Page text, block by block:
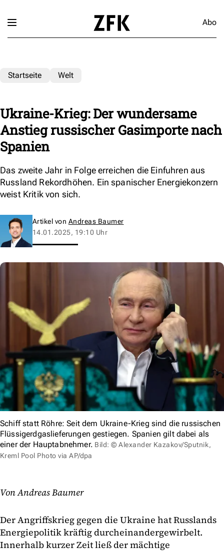
Abo
Startseite Welt
Ukraine-Krieg: Der wundersame
Anstieg russischer Gasimporte nach
Spanien
Das zweite Jahr in Folge erreichen die Einfuhren aus
Russland Rekordhöhen. Ein spanischer Energiekonzern
weist Kritik von sich.
Artikel von Andreas Baumer
14.01.2025, 19:10 Uhr
Schiff statt Röhre: Seit dem Ukraine-Krieg sind die russischen
Flüssigerdgaslieferungen gestiegen. Spanien gilt dabei als
einer der Hauptabnehmer. Bild: © Alexander Kazakov/Sputnik,
Kreml Pool Photo via AP/dpa
Von Andreas Baumer
Der Angriffskrieg gegen die Ukraine hat Russlands
Energiepolitik kräftig durcheinandergewirbelt.
Innerhalb kurzer Zeit ließ der mächtige